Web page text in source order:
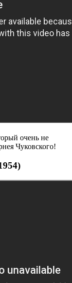
очень не
Чуковского!